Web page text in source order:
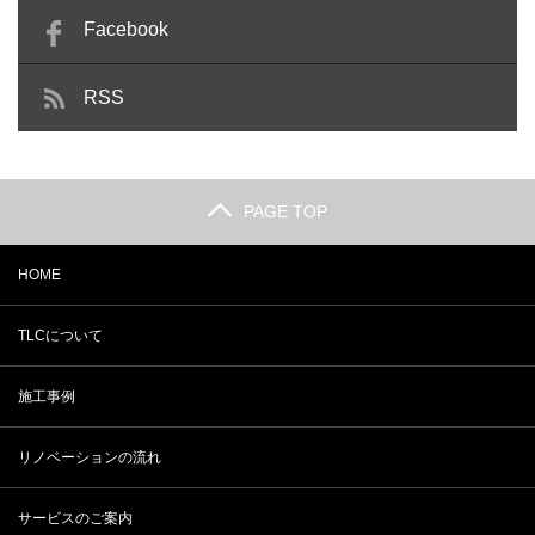
Facebook
RSS
PAGE TOP
HOME
TLCについて
施工事例
リノベーションの流れ
サービスのご案内